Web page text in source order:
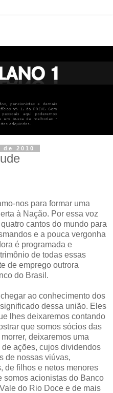
2010
nos para formar uma
à Nação. Por essa voz
cantos do mundo para
e a pouca vergonha
é programada e
de todas essas
de emprego outrora
do Brasil.
ao conhecimento dos
dessa união. Eles
lhes deixaremos contando
que somos sócios das
deixaremos uma
ações, cujos dividendos
de nossas viúvas,
de filhos e netos menores
somos acionistas do Banco
do Rio Doce e de mais